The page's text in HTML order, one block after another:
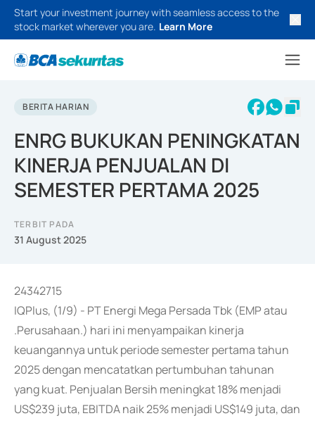
Start your investment journey with seamless access to the
stock market wherever you are. Learn More
BERITA HARIAN
ENRG BUKUKAN PENINGKATAN
KINERJA PENJUALAN DI
SEMESTER PERTAMA 2025
TERBIT PADA
31 August 2025
24342715
IQPlus, (1/9) - PT Energi Mega Persada Tbk (EMP atau
.Perusahaan.) hari ini menyampaikan kinerja
keuangannya untuk periode semester pertama tahun
2025 dengan mencatatkan pertumbuhan tahunan
yang kuat. Penjualan Bersih meningkat 18% menjadi
US$239 juta, EBITDA naik 25% menjadi US$149 juta, dan